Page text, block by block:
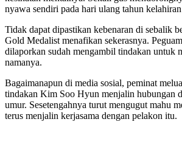
nyawa sendiri pada hari ulang tahun
Tidak dapat dipastikan kebenaran di sebalik
Gold Medalist menafikan sekerasnya.
dilaporkan sudah mengambil tindakan untuk
namanya.
Bagaimanapun di media sosial, peminat
tindakan Kim Soo Hyun menjalin hubungan
umur. Sesetengahnya turut mengugut mahu
terus menjalin kerjasama dengan pelakon itu.